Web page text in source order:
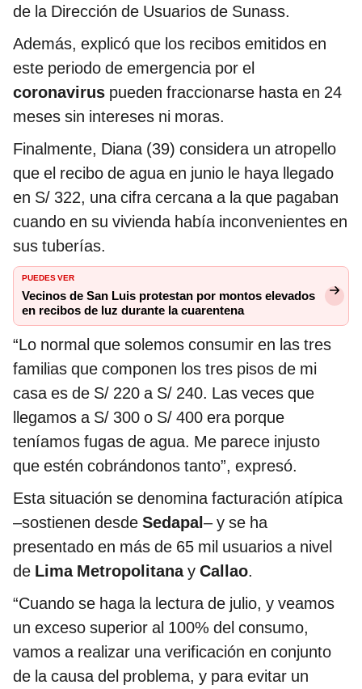
de la Dirección de Usuarios de Sunass.
Además, explicó que los recibos emitidos en
este periodo de emergencia por el
coronavirus pueden fraccionarse hasta en 24
meses sin intereses ni moras.
Finalmente, Diana (39) considera un atropello
que el recibo de agua en junio le haya llegado
en S/ 322, una cifra cercana a la que pagaban
cuando en su vivienda había inconvenientes en
sus tuberías.
PUEDES VER
Vecinos de San Luis protestan por montos elevados
en recibos de luz durante la cuarentena
“Lo normal que solemos consumir en las tres
familias que componen los tres pisos de mi
casa es de S/ 220 a S/ 240. Las veces que
llegamos a S/ 300 o S/ 400 era porque
teníamos fugas de agua. Me parece injusto
que estén cobrándonos tanto”, expresó.
Esta situación se denomina facturación atípica
–sostienen desde Sedapal– y se ha
presentado en más de 65 mil usuarios a nivel
de Lima Metropolitanay Callao.
“Cuando se haga la lectura de julio, y veamos
un exceso superior al 100% del consumo,
vamos a realizar una verificación en conjunto
de la causa del problema, y para evitar un